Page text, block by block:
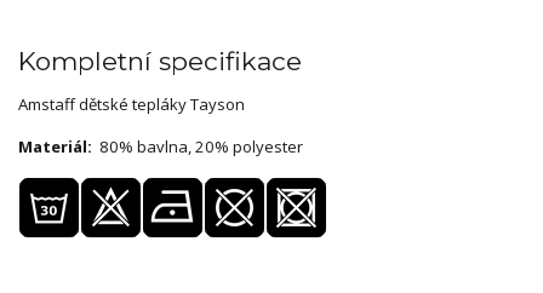
Kompletní specifikace
Amstaff dětské tepláky Tayson
Materiál: 80% bavlna, 20% polyester